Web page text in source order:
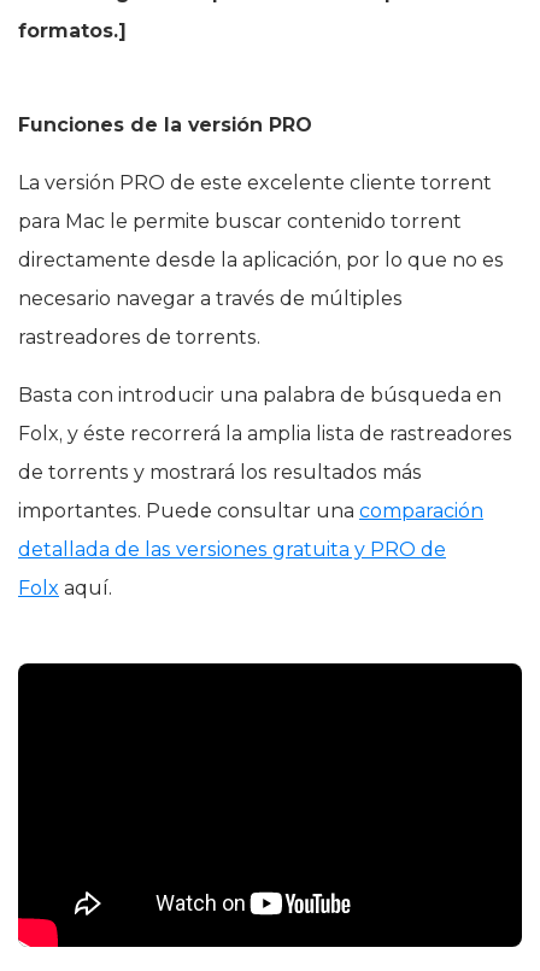
formatos.]
Funciones de la versión PRO
La versión PRO de este excelente cliente torrent
para Mac le permite buscar contenido torrent
directamente desde la aplicación, por lo que no es
necesario navegar a través de múltiples
rastreadores de torrents.
Basta con introducir una palabra de búsqueda en
Folx, y éste recorrerá la amplia lista de rastreadores
de torrents y mostrará los resultados más
importantes. Puede consultar una comparación
detallada de las versiones gratuita y PRO de
Folx aquí.